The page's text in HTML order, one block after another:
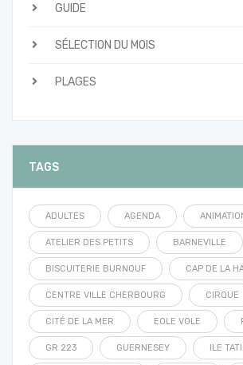
GUIDE
SÉLECTION DU MOIS
PLAGES
TAGS
ADULTES AGENDA
ATELIER DES PETITS BARNEVILLE
BISCUITERIE BURNOUF CAP DE LA
CENTRE VILLE CHERBOURG CIRQUE
CITÉ DE LA MER EOLE VOLE
GR 223 GUERNESEY ILE